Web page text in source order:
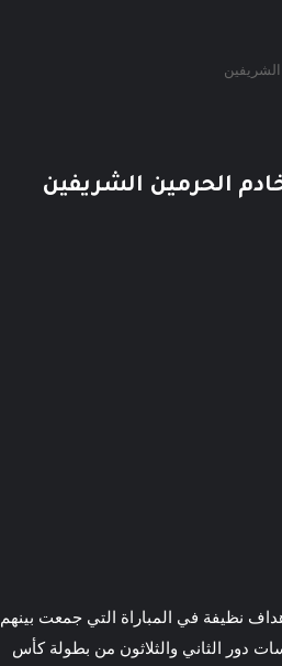
الحرمين الشريفين
نظيفة في المباراة التي جمعت بينهم
دور الثاني والثلاثون من بطولة كأس